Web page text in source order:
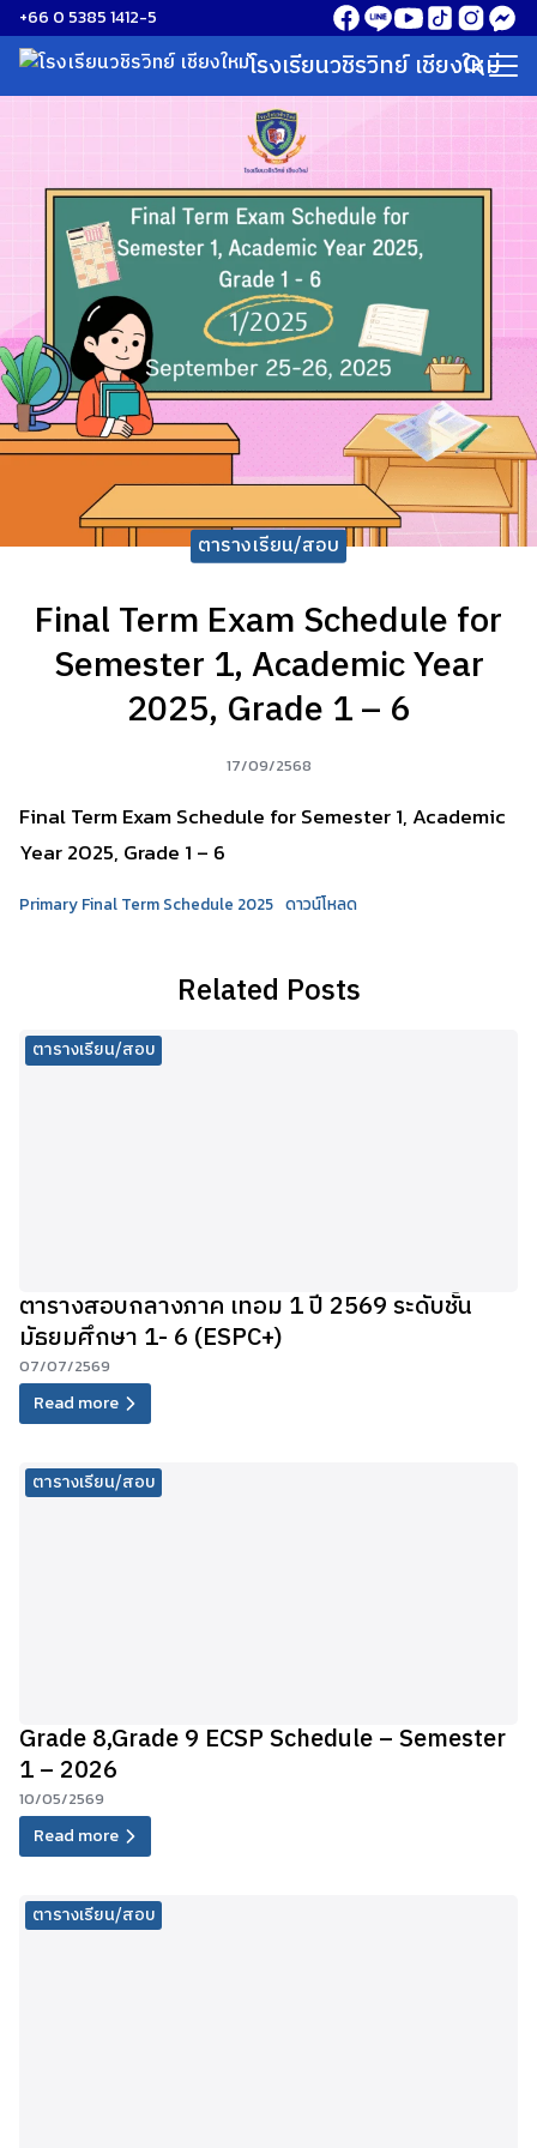
Skip
to
content
+66 0 5385 1412-5
โรงเรียนวชิรวิทย์ เชียงใหม่
Search
for:
ตารางเรียน/สอบ
Final Term Exam Schedule for
Semester 1, Academic Year
2025, Grade 1 – 6
17/09/2568
Final Term Exam Schedule for Semester 1, Academic
Year 2025, Grade 1 – 6
Primary Final Term Schedule 2025 ดาวน์โหลด
Related Posts
ตารางเรียน/สอบ
ตารางสอบกลางภาค เทอม 1 ปี 2569 ระดับชั้น
มัธยมศึกษา 1- 6 (ESPC+)
07/07/2569
Read more
ตารางเรียน/สอบ
Grade 8,Grade 9 ECSP Schedule – Semester
1 – 2026
10/05/2569
Read more
ตารางเรียน/สอบ